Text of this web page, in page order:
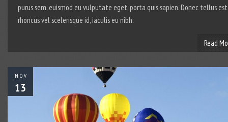
purus sem, euismod eu vulputate eget, porta quis sapien. Donec tellus est,
rhoncus vel scelerisque id, iaculis eu nibh.
Read
NOV
13